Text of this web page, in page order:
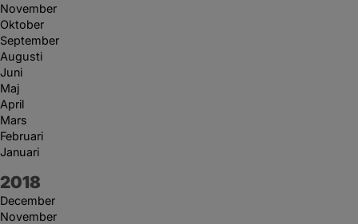
November
Oktober
September
Augusti
Juni
Maj
April
Mars
Februari
Januari
År:
2018
December
November